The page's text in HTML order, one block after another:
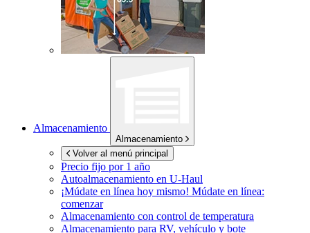
Almacenamiento
Almacenamiento
Volver al menú principal
Precio fijo por 1 año
Autoalmacenamiento en U-Haul
¡Múdate en línea hoy mismo! Múdate en línea:
comenzar
Almacenamiento con control de temperatura
Almacenamiento para RV, vehículo y bote